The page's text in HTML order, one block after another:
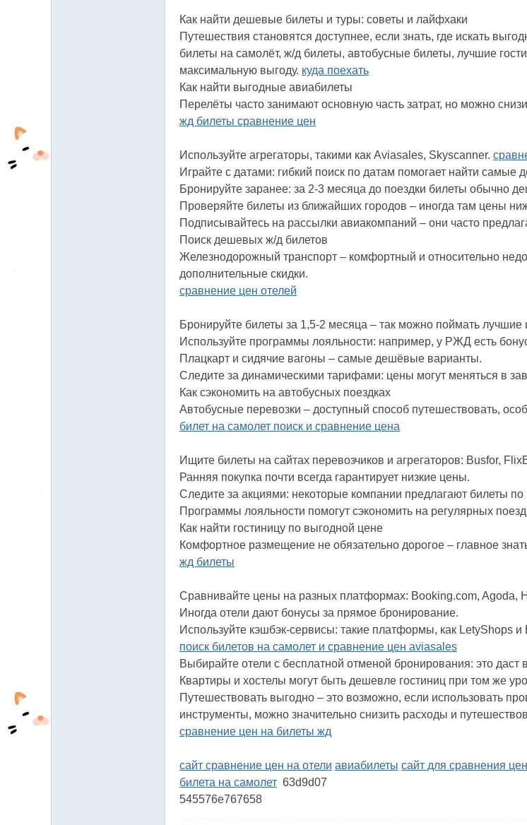
Как найти дешевые билеты и туры: советы и лайфхаки
Путешествия становятся доступнее, если знать, где искать
билеты на самолёт, ж/д билеты, автобусные билеты, лучшие
максимальную выгоду. куда поехать
Как найти выгодные авиабилеты
Перелёты часто занимают основную часть затрат, но можно
жд билеты сравнение цен
Используйте агрегаторы, такими как Aviasales, Skyscanner.
Играйте с датами: гибкий поиск по датам помогает найти
Бронируйте заранее: за 2-3 месяца до поездки билеты обычно
Проверяйте билеты из ближайших городов – иногда там цены
Подписывайтесь на рассылки авиакомпаний – они часто
Поиск дешевых ж/д билетов
Железнодорожный транспорт – комфортный и относительно
дополнительные скидки.
сравнение цен отелей
Бронируйте билеты за 1,5-2 месяца – так можно поймать лучшие
Используйте программы лояльности: например, у РЖД есть
Плацкарт и сидячие вагоны – самые дешёвые варианты.
Следите за динамическими тарифами: цены могут меняться в
Как сэкономить на автобусных поездках
Автобусные перевозки – доступный способ путешествовать,
билет на самолет поиск и сравнение цена
Ищите билеты на сайтах перевозчиков и агрегаторов: Busfor,
Ранняя покупка почти всегда гарантирует низкие цены.
Следите за акциями: некоторые компании предлагают билеты по
Программы лояльности помогут сэкономить на регулярных
Как найти гостиницу по выгодной цене
Комфортное размещение не обязательно дорогое – главное
жд билеты
Сравнивайте цены на разных платформах: Booking.com, Agoda,
Иногда отели дают бонусы за прямое бронирование.
Используйте кэшбэк-сервисы: такие платформы, как LetyShops
поиск билетов на самолет и сравнение цен aviasales
Выбирайте отели с бесплатной отменой бронирования: это даст
Квартиры и хостелы могут быть дешевле гостиниц при том же
Путешествовать выгодно – это возможно, если использовать
инструменты, можно значительно снизить расходы и
сравнение цен на билеты жд
сайт сравнение цен на отели авиабилеты сайт для сравнения
билета на самолет 63d9d07
545576e767658